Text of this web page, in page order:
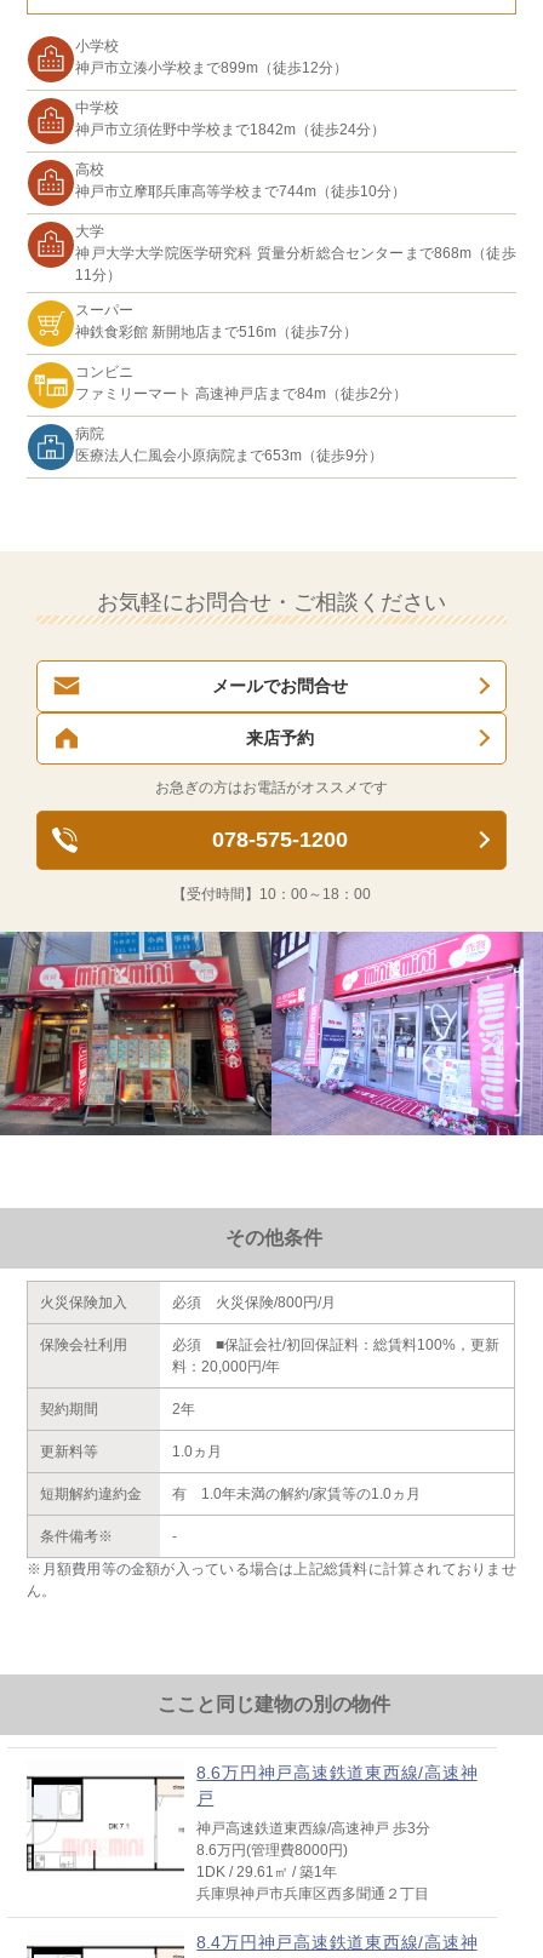
小学校
神戸市立湊小学校まで899m（徒歩12分）
中学校
神戸市立須佐野中学校まで1842m（徒歩24分）
高校
神戸市立摩耶兵庫高等学校まで744m（徒歩10分）
大学
神戸大学大学院医学研究科 質量分析総合センターまで868m（徒歩
11分）
スーパー
神鉄食彩館 新開地店まで516m（徒歩7分）
コンビニ
ファミリーマート 高速神戸店まで84m（徒歩2分）
病院
医療法人仁風会小原病院まで653m（徒歩9分）
お気軽にお問合せ・ご相談ください
メールでお問合せ
来店予約
お急ぎの方はお電話がオススメです
078-575-1200
【受付時間】 10：00～18：00
その他条件
火災保険加入 必須 火災保険/800円/月
保険会社利用
必須 ■保証会社/初回保証料：総賃料100%，更新
料：20,000円/年
契約期間 2年
更新料等 1.0ヵ月
短期解約違約金 有 1.0年未満の解約/家賃等の1.0ヵ月
条件備考※
-
※月額費用等の金額が入っている場合は上記総賃料に計算されておりませ
ん。
ここと同じ建物の別の物件
8.6万円神戸高速鉄道東西線/高速神
戸
神戸高速鉄道東西線/高速神戸 歩3分
8.6万円(管理費8000円)
1DK / 29.61㎡ / 築1年
兵庫県神戸市兵庫区西多聞通２丁目
8.4万円神戸高速鉄道東西線/高速神